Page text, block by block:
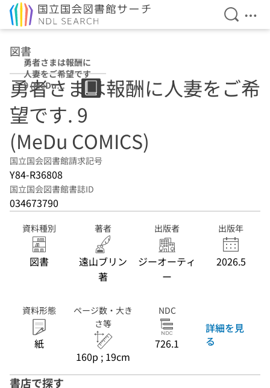
検索を
メ
図書
勇者さまは報酬に
人妻をご希望です
9 (MeDu
COMICS)
勇者さまは報酬に人妻をご希
望です. 9
(MeDu COMICS)
国立国会図書館請求記号
Y84-R36808
国立国会図書館書誌ID
034673790
資料種別
図書
著者
遠山ブリン
著
出版者
ジーオーティ
ー
出版年
2026.5
資料形態
紙
ページ数・大き
さ等
160p ; 19cm
NDC
726.1
詳細を見
る
書店で探す